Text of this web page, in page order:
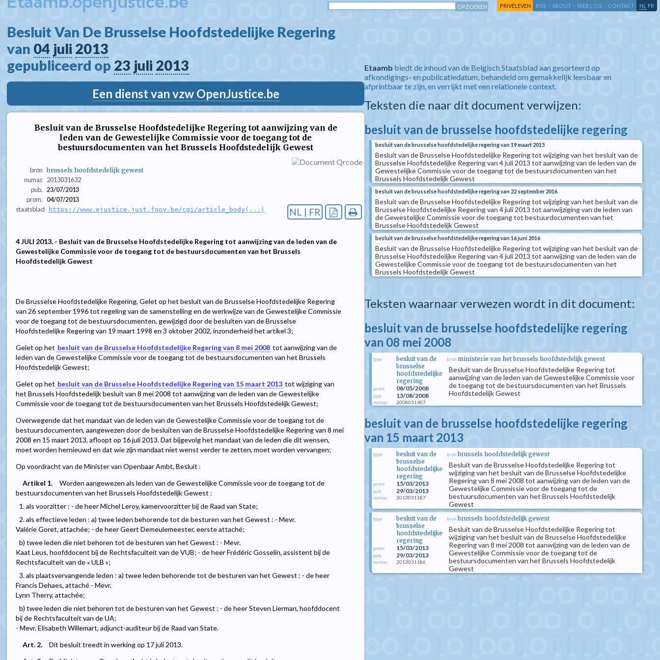
PRIVÉLEVEN RSS - ABOUT - WEB LOG - CONTACT NL FR
Besluit Van De Brusselse Hoofdstedelijke Regering
van 04 juli 2013
gepubliceerd op 23 juli 2013
Een dienst van vzw OpenJustice.be
Besluit van de Brusselse Hoofdstedelijke Regering tot aanwijzing van de
leden van de Gewestelijke Commissie voor de toegang tot de
bestuursdocumenten van het Brussels Hoofdstedelijk Gewest
bron brussels hoofdstedelijk gewest
numac 2013031632
pub. 23/07/2013
prom.
04/07/2013
staatsblad
https://www.ejustice.just.fgov.be/cgi/article_body(...) NL | FR
4 JULI 2013. - Besluit van de Brusselse Hoofdstedelijke Regering tot aanwijzing van de leden van de
Gewestelijke Commissie voor de toegang tot de bestuursdocumenten van het Brussels
Hoofdstedelijk Gewest
De Brusselse Hoofdstedelijke Regering, Gelet op het besluit van de Brusselse Hoofdstedelijke Regering
van 26 september 1996 tot regeling van de samenstelling en de werkwijze van de Gewestelijke Commissie
voor de toegang tot de bestuursdocumenten, gewijzigd door de besluiten van de Brusselse
Hoofdstedelijke Regering van 19 maart 1998 en 3 oktober 2002, inzonderheid het artikel 3;
Gelet op het besluit van de Brusselse Hoofdstedelijke Regering van 8 mei 2008 tot aanwijzing van de
leden van de Gewestelijke Commissie voor de toegang tot de bestuursdocumenten van het Brussels
Hoofdstedelijk Gewest;
Gelet op het besluit van de Brusselse Hoofdstedelijke Regering van 15 maart 2013 tot wijziging van
het Brussels Hoofdstedelijk besluit van 8 mei 2008 tot aanwijzing van de leden van de Gewestelijke
Commissie voor de toegang tot de bestuursdocumenten van het Brussels Hoofdstedelijk Gewest;
Overwegende dat het mandaat van de leden van de Gewestelijke Commissie voor de toegang tot de
bestuursdocumenten, aangewezen door de besluiten van de Brusselse Hoofdstedelijke Regering van 8 mei
2008 en 15 maart 2013, afloopt op 16 juli 2013. Dat bijgevolg het mandaat van de leden die dit wensen,
moet worden hernieuwd en dat wie zijn mandaat niet wenst verder te zetten, moet worden vervangen;
Op voordracht van de Minister van Openbaar Ambt, Besluit :
Artikel 1.
Worden aangewezen als leden van de Gewestelijke Commissie voor de toegang tot de
bestuursdocumenten van het Brussels Hoofdstedelijk Gewest :
1. als voorzitter : - de heer Michel Leroy, kamervoorzitter bij de Raad van State;
2. als effectieve leden : a) twee leden behorende tot de besturen van het Gewest : - Mevr.
Valérie Goret, attachée; - de heer Geert Demeulemeester, eerste attaché;
b) twee leden die niet behoren tot de besturen van het Gewest : - Mevr.
Kaat Leus, hoofddocent bij de Rechtsfaculteit van de VUB; - de heer Frédéric Gosselin, assistent bij de
Rechtsfaculteit van de « ULB »;
3. als plaatsvervangende leden : a) twee leden behorende tot de besturen van het Gewest : - de heer
Francis Dehaes, attaché - Mevr.
Lynn Therry, attachée;
b) twee leden die niet behoren tot de besturen van het Gewest : - de heer Steven Lierman, hoofddocent
bij de Rechtsfaculteit van de UA;
- Mevr. Elisabeth Willemart, adjunct-auditeur bij de Raad van State.
Art. 2.
Dit besluit treedt in werking op 17 juli 2013.
Etaamb biedt de inhoud van de Belgisch Staatsblad aan gesorteerd op
afkondigings- en publicatiedatum, behandeld om gemakkelijk leesbaar en
afprintbaar te zijn, en verrijkt met een relationele context.
Teksten die naar dit document verwijzen:
besluit van de brusselse hoofdstedelijke regering
besluit van de brusselse hoofdstedelijke regering van 19 maart 2015
Besluit van de Brusselse Hoofdstedelijke Regering tot wijziging van het besluit van de
Brusselse Hoofdstedelijke Regering van 4 juli 2013 tot aanwijzing van de leden van de
Gewestelijke Commissie voor de toegang tot de bestuursdocumenten van het
Brussels Hoofdstedelijk Gewest
besluit van de brusselse hoofdstedelijke regering van 22 september 2016
Besluit van de Brusselse Hoofdstedelijke Regering tot wijziging van het besluit van de
Brusselse Hoofdstedelijke Regering van 4 juli 2013 tot aanwijziging van de leden van
de Gewestelijke Commissie voor de toegang tot bestuurdocumenten van het
Brusselse Hoofdstedelijk Gewest
besluit van de brusselse hoofdstedelijke regering van 16 juni 2016
Besluit van de Brusselse Hoofdstedelijke Regering tot wijziging van het besluit van de
Brusselse Hoofdstedelijke Regering van 4 juli 2013 tot aanwijzing van de leden van de
Gewestelijke Commissie voor de toegang tot de bestuursdocumenten van het
Brussels Hoofdstedelijk Gewest
Teksten waarnaar verwezen wordt in dit document:
besluit van de brusselse hoofdstedelijke regering
van 08 mei 2008
type
besluit van de
brusselse
hoofdstedelijke
regering
prom. 08/05/2008
pub. 13/08/2008
numac 2008031407
bron ministerie van het brussels hoofdstedelijk gewest
Besluit van de Brusselse Hoofdstedelijke Regering tot
aanwijzing van de leden van de Gewestelijke Commissie voor
de toegang tot de bestuursdocumenten van het Brussels
Hoofdstedelijk Gewest
besluit van de brusselse hoofdstedelijke regering
van 15 maart 2013
type
besluit van de
brusselse
hoofdstedelijke
regering
prom. 15/03/2013
pub. 29/03/2013
numac 2013031187
bron brussels hoofdstedelijk gewest
Besluit van de Brusselse Hoofdstedelijke Regering tot
wijziging van het besluit van de Brusselse Hoofdstedelijke
Regering van 8 mei 2008 tot aanwijzing van de leden van de
Gewestelijke Commissie voor de toegang tot de
bestuursdocumenten van het Brussels Hoofdstedelijk
Gewest
type
besluit van de
brusselse
hoofdstedelijke
regering
prom. 15/03/2013
pub. 29/03/2013
numac 2013031186
bron brussels hoofdstedelijk gewest
Besluit van de Brusselse Hoofdstedelijke Regering tot
wijziging van het besluit van de Brusselse Hoofdstedelijke
Regering van 8 mei 2008 tot aanwijzing van de leden van de
Gewestelijke Commissie voor de toegang tot de
bestuursdocumenten van het Brussels Hoofdstedelijk
Gewest